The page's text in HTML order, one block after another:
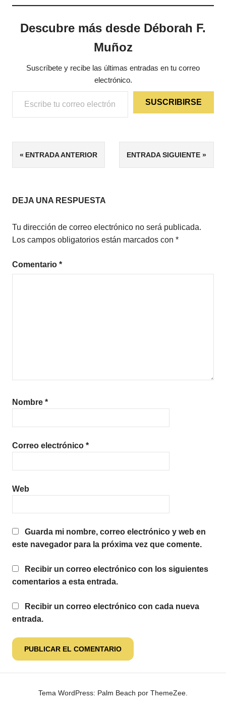
Descubre más desde Déborah F.
Muñoz
Suscríbete y recibe las últimas entradas en tu correo
electrónico.
Escribe tu correo electrónico…
SUSCRIBIRSE
ETIQUETAS
5/5
Navegación
entradas
ENTRADA ANTERIOR ENTRADA SIGUIENTE
DEJA UNA RESPUESTA
Tu dirección de correo electrónico no será publicada.
Los campos obligatorios están marcados con *
Comentario *
Nombre *
Correo electrónico *
Web
Guarda mi nombre, correo electrónico y web en
este navegador para la próxima vez que comente.
Recibir un correo electrónico con los siguientes
comentarios a esta entrada.
Recibir un correo electrónico con cada nueva
entrada.
Tema WordPress: Palm Beach por ThemeZee.